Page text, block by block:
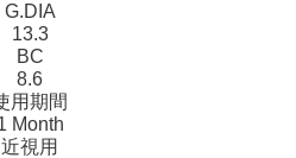
G.DIA
13.3
BC
8.6
用期間
Month
近視用